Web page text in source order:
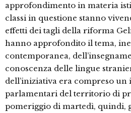
approfondimento in materia
classi in questione stanno
effetti dei tagli della riforma
hanno approfondito il tema,
contemporanea,
conoscenza delle lingue
dell’iniziativa era compreso
parlamentari del territorio di
pomeriggio di martedì, quindi,